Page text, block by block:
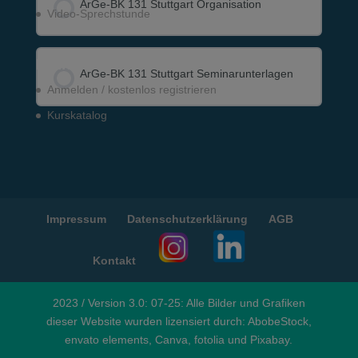
ArGe-BK 131 Stuttgart Organisation
0% VOLLSTÄNDIG 0/0 Schritte
ArGe-BK 131 Stuttgart Seminar­unterlagen
Video-Sprechstunde
Anmelden / kostenlos registrieren
Kurskatalog
Impressum Datenschutzerklärung AGB
Kontakt
2023 / Version 3.0: 07-25: Alle Bilder und Grafiken
dieser Website wurden lizensiert durch: AbobeStock,
envato elements, Canva, fotolia und Pixabay.